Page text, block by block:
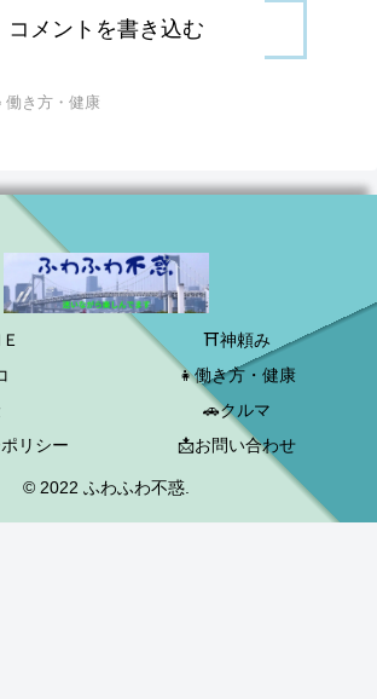
コメントを書き込む
働き方・健康
⛩神頼み
👧働き方・健康
🚗クルマ
リシー
📩お問い合わせ
© 2022 ふわふわ不惑.